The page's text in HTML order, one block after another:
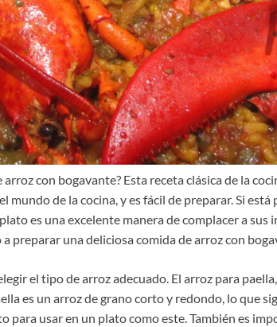
con bogavante? Esta receta clásica de la
mundo de la cocina, y es fácil de preparar. Si
es una excelente manera de complacer a sus
preparar una deliciosa comida de arroz con
el tipo de arroz adecuado. El arroz para
es un arroz de grano corto y redondo, lo que
para usar en un plato como este. También es